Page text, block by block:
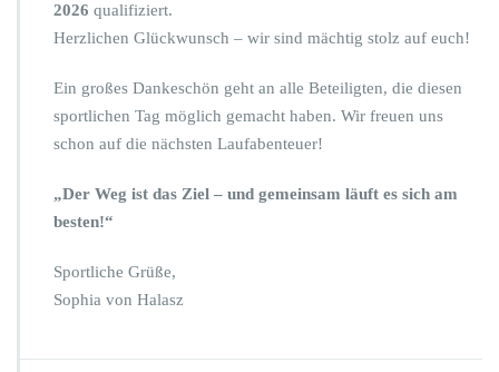
s
h
g
e
c
2026 qualifiziert.
Herzlichen Glückwunsch – wir sind mächtig stolz auf euch!
Ein großes Dankeschön geht an alle Beteiligten, die diesen
sportlichen Tag möglich gemacht haben. Wir freuen uns
schon auf die nächsten Laufabenteuer!
„Der Weg ist das Ziel – und gemeinsam läuft es sich am
besten!“
Sportliche Grüße,
Sophia von Halasz